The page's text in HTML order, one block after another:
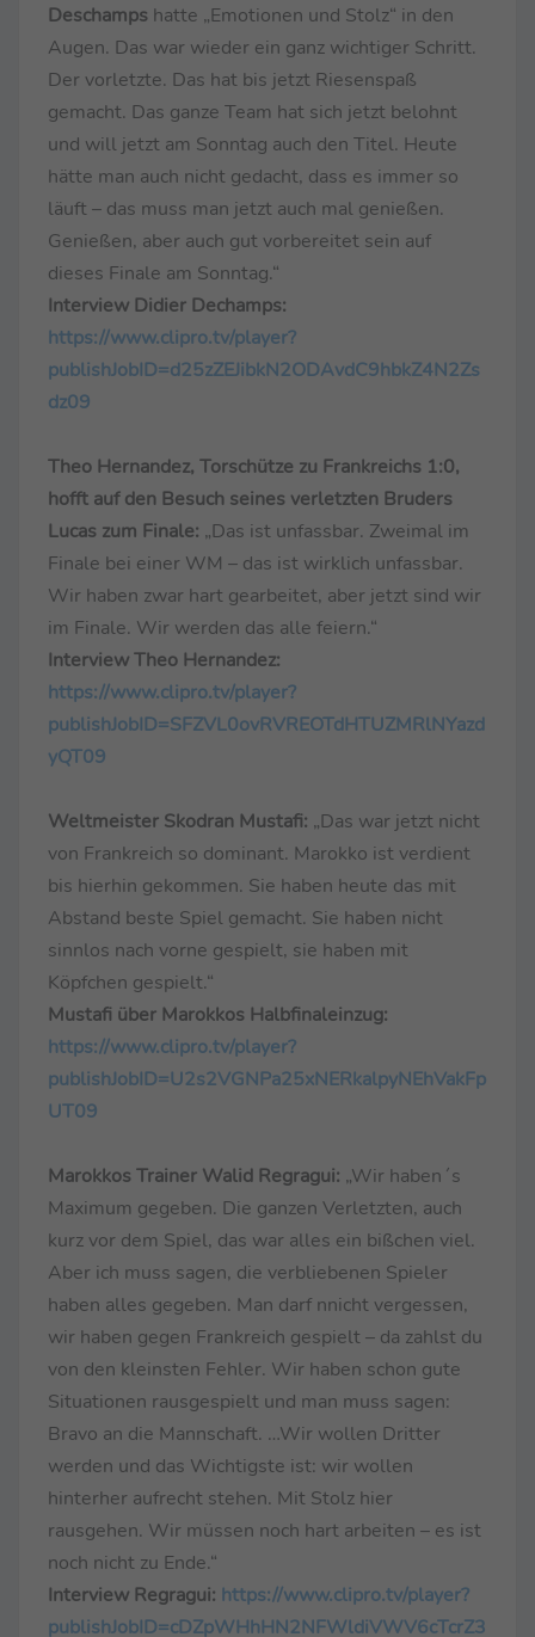
Deschamps hatte „Emotionen und Stolz“ in den
Augen. Das war wieder ein ganz wichtiger Schritt.
Der vorletzte. Das hat bis jetzt Riesenspaß
gemacht. Das ganze Team hat sich jetzt belohnt
und will jetzt am Sonntag auch den Titel. Heute
hätte man auch nicht gedacht, dass es immer so
läuft – das muss man jetzt auch mal genießen.
Genießen, aber auch gut vorbereitet sein auf
dieses Finale am Sonntag.“
Interview Didier Dechamps:
https://www.clipro.tv/player?
publishJobID=d25zZEJibkN2ODAvdC9hbkZ4N2Zs
dz09
Theo Hernandez, Torschütze zu Frankreichs 1:0,
hofft auf den Besuch seines verletzten Bruders
Lucas zum Finale: „Das ist unfassbar. Zweimal im
Finale bei einer WM – das ist wirklich unfassbar.
Wir haben zwar hart gearbeitet, aber jetzt sind wir
im Finale. Wir werden das alle feiern.“
Interview Theo Hernandez:
https://www.clipro.tv/player?
publishJobID=SFZVL0ovRVREOTdHTUZMRlNYazd
yQT09
Weltmeister Skodran Mustafi: „Das war jetzt nicht
von Frankreich so dominant. Marokko ist verdient
bis hierhin gekommen. Sie haben heute das mit
Abstand beste Spiel gemacht. Sie haben nicht
sinnlos nach vorne gespielt, sie haben mit
Köpfchen gespielt.“
Mustafi über Marokkos Halbfinaleinzug:
https://www.clipro.tv/player?
publishJobID=U2s2VGNPa25xNERkalpyNEhVakFp
UT09
Marokkos Trainer Walid Regragui: „Wir haben´s
Maximum gegeben. Die ganzen Verletzten, auch
kurz vor dem Spiel, das war alles ein bißchen viel.
Aber ich muss sagen, die verbliebenen Spieler
haben alles gegeben. Man darf nnicht vergessen,
wir haben gegen Frankreich gespielt – da zahlst du
von den kleinsten Fehler. Wir haben schon gute
Situationen rausgespielt und man muss sagen:
Bravo an die Mannschaft. …Wir wollen Dritter
werden und das Wichtigste ist: wir wollen
hinterher aufrecht stehen. Mit Stolz hier
rausgehen. Wir müssen noch hart arbeiten – es ist
noch nicht zu Ende.“
Interview Regragui: https://www.clipro.tv/player?
publishJobID=cDZpWHhHN2NFWldiVWV6cTcrZ3